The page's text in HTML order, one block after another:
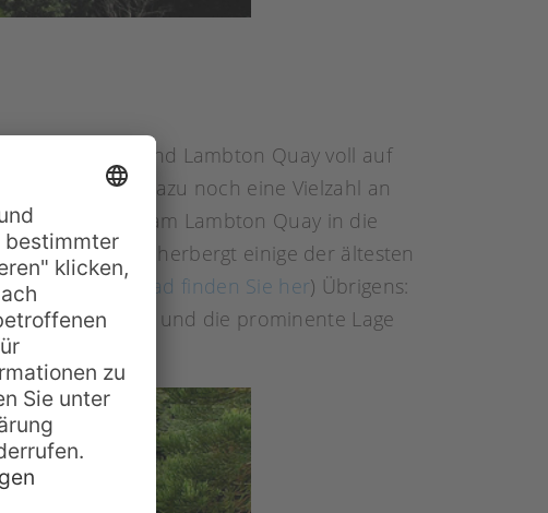
Place und Lambton Quay voll auf
und dazu noch eine Vielzahl an
Sie einfach am Lambton Quay in die
große Areal beherbergt einige der ältesten
zum Download finden Sie her) Übrigens:
Architektur und die prominente Lage